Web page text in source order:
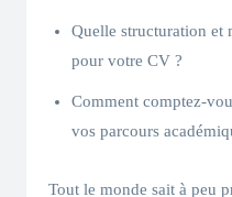
Quelle structuration et
pour votre CV ?
Comment comptez-
vos parcours
Tout le monde sait à peu